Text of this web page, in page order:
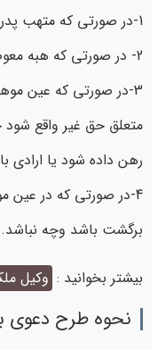
1-در صورتی که متهب پدر و مادر یا اولاد واهب باشد.
2- در صورتی که هبه معوض باشد و عوض هم داده شده باشد.
3-در صورتی که عین
متعلق حق غیر واقع شود
رهن داده شود یا ارادی
4-در صورتی که در عین
برگشت باشد وچه نباشد.
بیشتر بخوانید : وکیل
نحوه طرح دعوی